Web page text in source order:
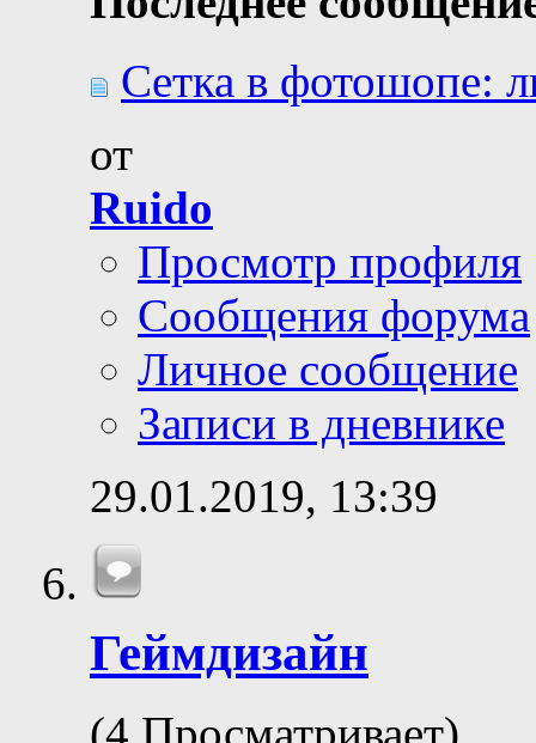
Сетка в фотошопе:
от
Ruido
Просмотр профиля
Сообщения форума
Личное сообщение
Записи в дневнике
29.01.2019, 13:39
Геймдизайн
(4 Просматривает)